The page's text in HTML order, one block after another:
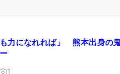
力になれれば」 熊本出身の
1